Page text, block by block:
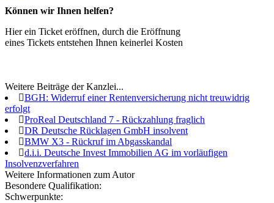
Können wir Ihnen helfen?
Hier ein Ticket eröffnen, durch die Eröffnung
eines Tickets entstehen Ihnen keinerlei Kosten
Weitere Beiträge der Kanzlei...
BGH: Widerruf einer Rentenversicherung nicht treuwidrig
erfolgt
ProReal Deutschland 7 - Rückzahlung fraglich
DR Deutsche Rücklagen GmbH insolvent
BMW X3 - Rückruf im Abgasskandal
d.i.i. Deutsche Invest Immobilien AG im vorläufigen
Insolvenzverfahren
Weitere Informationen zum Autor
Besondere Qualifikation:
Schwerpunkte: